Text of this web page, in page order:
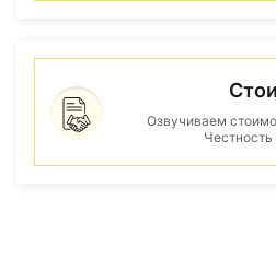
Озвучиваем
Честность